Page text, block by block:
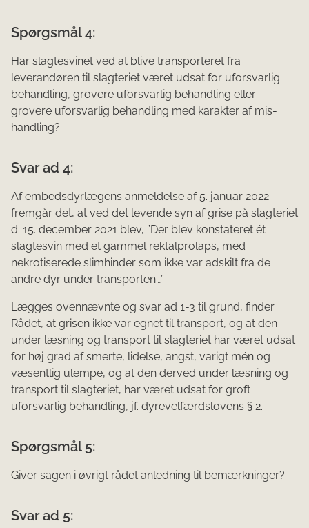
Spørgsmål 4:
Har slagtesvinet ved at blive transporteret fra
leverandøren til slagteriet været udsat for uforsvarlig
behandling, grovere uforsvarlig behandling eller
grovere uforsvarlig behandling med karakter af mis­
handling?
Svar ad 4:
Af embedsdyrlægens anmeldelse af 5. januar 2022
fremgår det, at ved det levende syn af grise på slagteriet
d. 15. december 2021 blev, ”Der blev konstateret ét
slagtesvin med et gammel rektalprolaps, med
nekrotiserede slimhinder som ikke var adskilt fra de
andre dyr under transporten…”
Lægges ovennævnte og svar ad 1-3 til grund, finder
Rådet, at grisen ikke var egnet til transport, og at den
under læsning og transport til slagteriet har været udsat
for høj grad af smerte, lidelse, angst, varigt mén og
væsentlig ulempe, og at den derved under læsning og
transport til slagteriet, har været udsat for groft
uforsvarlig behandling, jf. dyrevelfærdslovens § 2.
Spørgsmål 5:
Giver sagen i øvrigt rådet anledning til bemærkninger?
Svar ad 5: